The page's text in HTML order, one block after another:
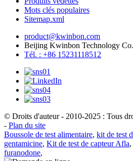
Mots clés populaires
Sitemap.xml
product@kwinbon.com
Beijing Kwinbon Technology
Tél. : +86 15231118512
© Droits d'auteur - 2010-2025 : Tous
- Plan du site
Boussole de test alimentaire, kit de test
gentamicine, Kit de test de capteur Afla,
furanodone,